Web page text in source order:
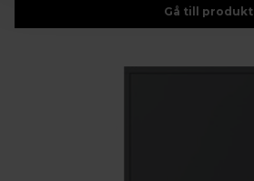
Gå till produkt